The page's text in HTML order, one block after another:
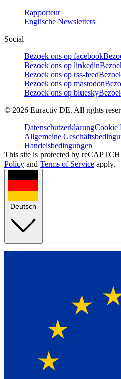
Rapporteur
Englische Newsletters
Social
Bezoek ons op facebook
Bezoek ons op linkedin
Bezoek ons op rss-feed
Bezoek ons op mastodon
Bezoek ons op bluesky
© 2026 Euractiv DE. All rights
DatenschutzerklärungCookie
Allgemeine
Handelsbedingungen
This site is protected by
Policy and Terms of Service apply.
Deutsch